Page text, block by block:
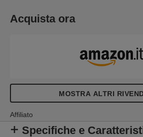
Acquista ora
MOSTRA ALTRI
Affiliato
Specifiche e